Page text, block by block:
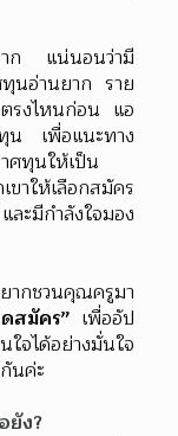
าก แน่นอนว่ามี
นอ่านยาก ราย
ตรงไหนก่อน แอ
น เพื่อแนะทาง
ศทุนให้เป็น
าให้เลือกสมัคร
ะมีกำลังใจมอง
กชวนคุณครูมา
สมัคร” เพื่ออัป
จได้อย่างมั่นใจ
นค่ะ
ยัง?